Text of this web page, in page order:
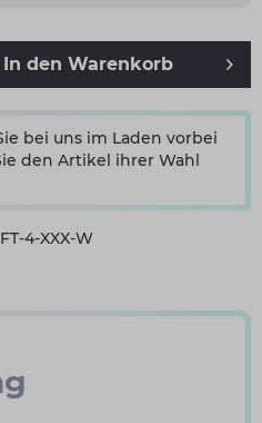
In den Warenkorb
bei uns im Laden vorbei
den Artikel ihrer Wahl
4-XXX-W